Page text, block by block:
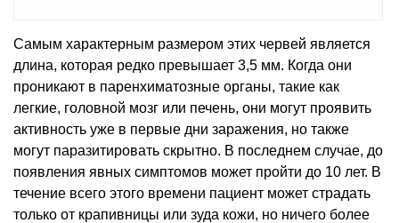
Самым характерным размером этих червей является
длина, которая редко превышает 3,5 мм. Когда они
проникают в паренхиматозные органы, такие как
легкие, головной мозг или печень, они могут проявить
активность уже в первые дни заражения, но также
могут паразитировать скрытно. В последнем случае, до
появления явных симптомов может пройти до 10 лет. В
течение всего этого времени пациент может страдать
только от крапивницы или зуда кожи, но ничего более